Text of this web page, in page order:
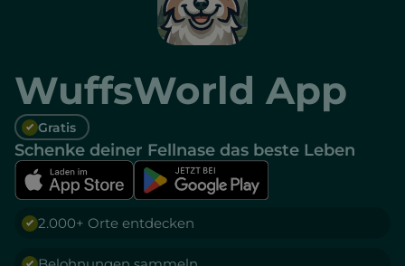
WuffsWorld App
Gratis
Schenke deiner Fellnase das beste Leben
2.000+ Orte entdecken